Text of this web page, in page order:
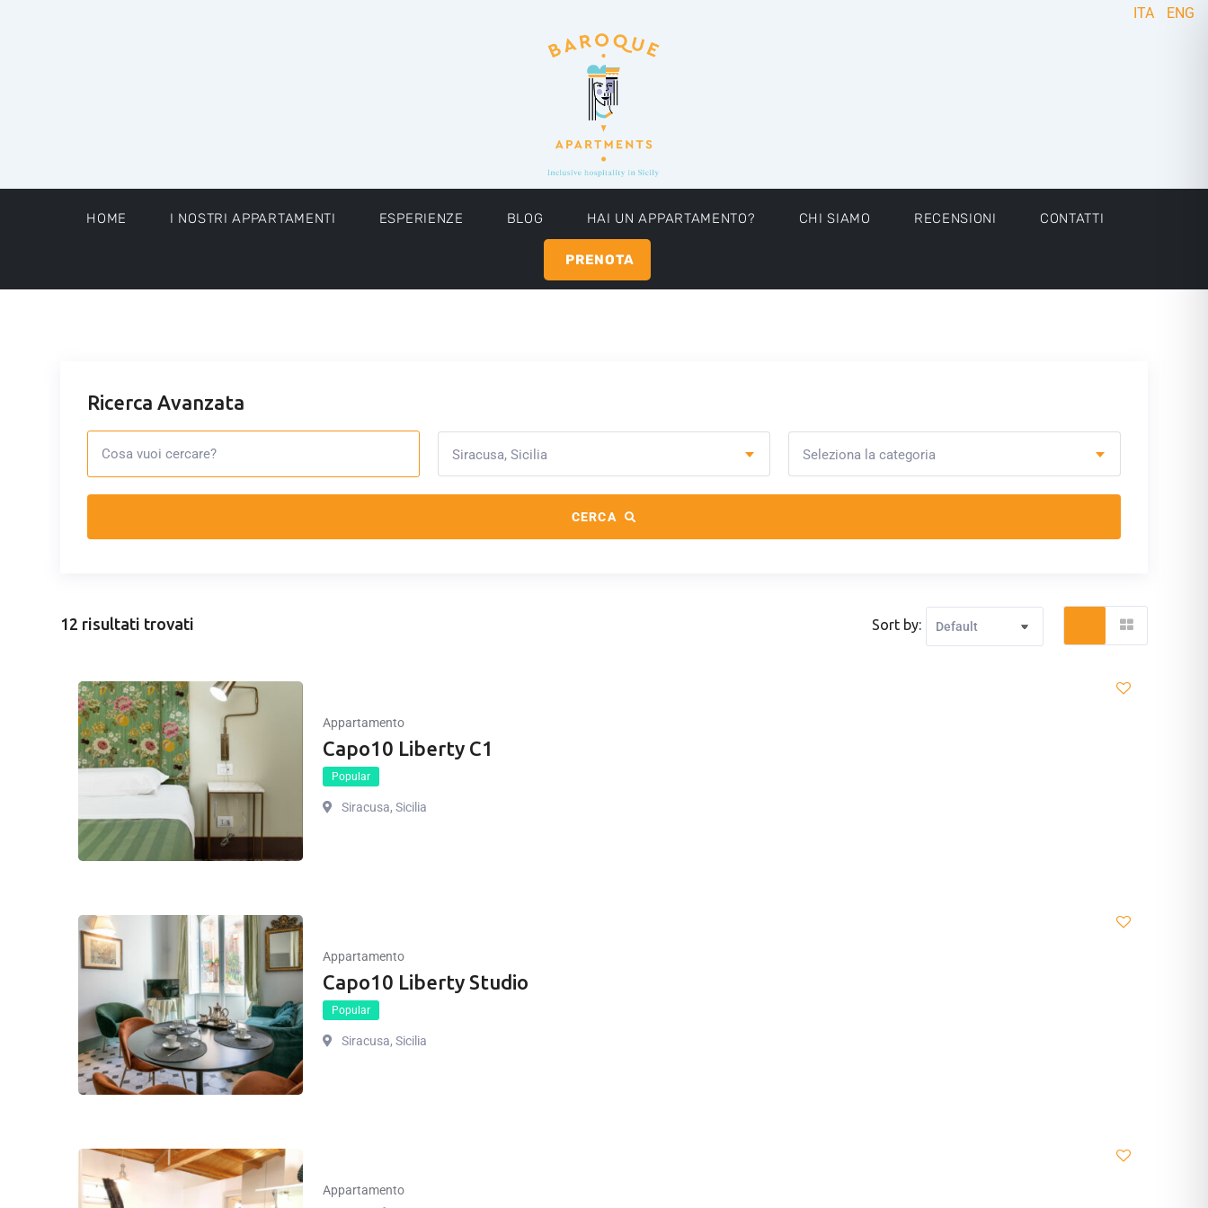
ITA ENG
HOME I NOSTRI APPARTAMENTI ESPERIENZE BLOG HAI UN APPARTAMENTO? CHI SIAMO RECENSIONI CONTATTI
PRENOTA
Ricerca Avanzata
Siracusa, Sicilia Seleziona la categoria
CERCA
12 risultati trovati Sort by:
Appartamento
Capo10 Liberty C1
Popular
Siracusa, Sicilia
Appartamento
Capo10 Liberty Studio
Popular
Siracusa, Sicilia
Appartamento